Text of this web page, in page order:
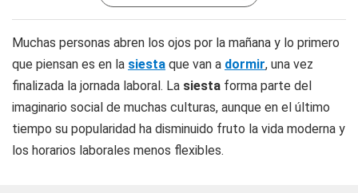
Muchas personas abren los ojos por la mañana y lo primero
que piensan es en la siesta que van a dormir, una vez
finalizada la jornada laboral. La siesta forma parte del
imaginario social de muchas culturas, aunque en el último
tiempo su popularidad ha disminuido fruto la vida moderna y
los horarios laborales menos flexibles.